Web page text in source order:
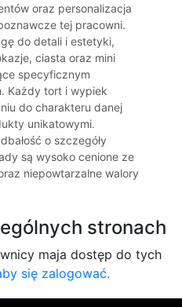
oraz personalizacja
tej pracowni.
do detali i estetyki,
ciasta oraz mini
specyficznym
Każdy tort i wypiek
do charakteru danej
unikatowymi.
o szczegóły
są wysoko cenione ze
niepowtarzalne walory
stronach
maja dostęp do tych
się zalogować.